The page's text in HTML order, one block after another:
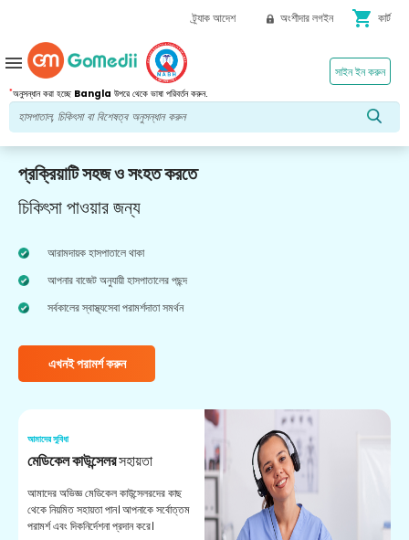
ট্র্যাক আদেশ অংশীদার লগইন shopping_cart কার্ট
*অনুসন্ধান করা হচ্ছে Bangla উপরে থেকে ভাষা পরিবর্তন করুন.
সাইন ইন করুন
menu
প্রক্রিয়াটি সহজ ও সংহত করতে
চিকিৎসা পাওয়ার জন্য
আরামদায়ক হাসপাতালে থাকা
আপনার বাজেট অনুযায়ী হাসপাতালের পছন্দ
সর্বকালের স্বাস্থ্যসেবা পরামর্শদাতা সমর্থন
এখনই পরামর্শ করুন
আমাদের সুবিধা
মেডিকেল কাউন্সেলরসহায়তা
আমাদের অভিজ্ঞ মেডিকেল কাউন্সেলরদের কাছ
থেকে নিয়মিত সহায়তা পান। আপনাকে সর্বোত্তম
পরামর্শ এবং দিকনির্দেশনা প্রদান করে।